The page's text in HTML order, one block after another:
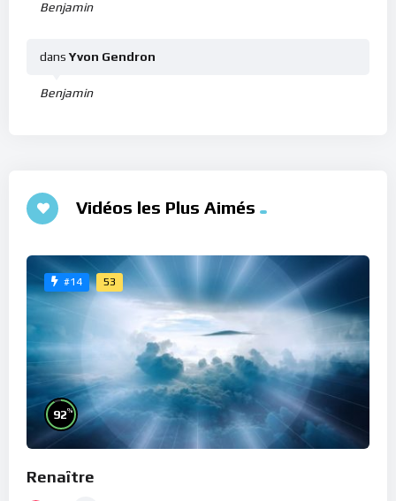
Benjamin
Benjamin
dans Yvon Gendron
Vidéos les Plus Aimés
#14 53
92%
Renaître